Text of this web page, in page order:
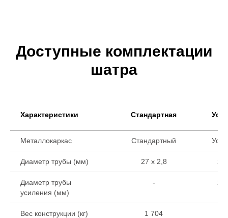
Доступные комплектации
шатра
Характеристики Стандартная
Металлокаркас Стандартный
Диаметр трубы (мм) 27 х 2,8
Диаметр трубы
усиления (мм)
-
Вес конструкции (кг) 1 704